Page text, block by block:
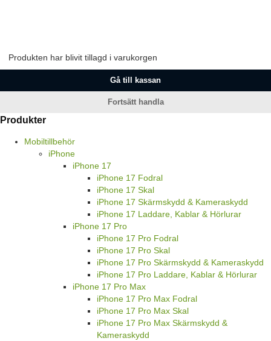
Produkten har blivit tillagd i varukorgen
Gå till kassan
Fortsätt handla
Produkter
Mobiltillbehör
iPhone
iPhone 17
iPhone 17 Fodral
iPhone 17 Skal
iPhone 17 Skärmskydd & Kameraskydd
iPhone 17 Laddare, Kablar & Hörlurar
iPhone 17 Pro
iPhone 17 Pro Fodral
iPhone 17 Pro Skal
iPhone 17 Pro Skärmskydd & Kameraskydd
iPhone 17 Pro Laddare, Kablar & Hörlurar
iPhone 17 Pro Max
iPhone 17 Pro Max Fodral
iPhone 17 Pro Max Skal
iPhone 17 Pro Max Skärmskydd &
Kameraskydd